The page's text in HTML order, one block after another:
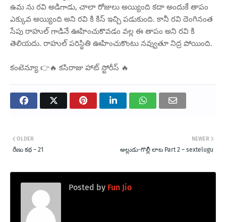
ఉమ ను రవి అడిగాడు, చాలా రోజులు అయ్యింది కదా అందుకే తాపం
ఎక్కువ అయ్యింది అని రవి కి కిస్ ఇచ్చి పడుకుంది. కానీ రవి దెంగినంత
సేపు రాహుల్ గాడినే ఊహించుకొవడం వల్ల ఈ తాపం అని రవి కి
తెలియదు. రాహుల్ పరిస్థితి ఊహించుకొంటు నవ్వుతూ నిద్ర పోయింది.
కంటెన్యూ 👉🔥 కసిరాజు హాట్ స్టోరీస్ 🔥
NEWER
అల్లుడు-గొల్లీ లాట Part 2 – sextelugu
OLDER
రేణు కథ – 21
Posted by Fun Jio